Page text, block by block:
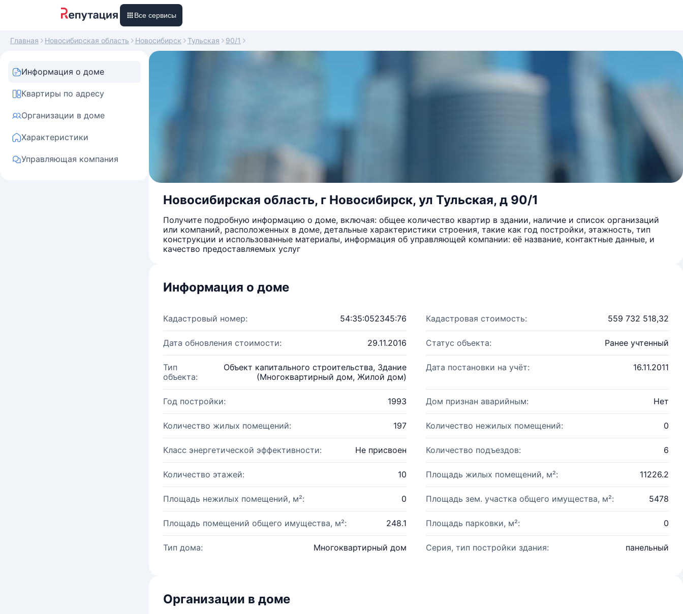
Все сервисы
Главная Новосибирская область Новосибирск Тульская 90/1
Информация о доме
Квартиры по адресу
Организации в доме
Характеристики
Управляющая компания
Новосибирская область, г Новосибирск, ул Тульская, д 90/1
Получите подробную информацию о доме, включая: общее количество квартир в здании, наличие и список организаций
или компаний, расположенных в доме, детальные характеристики строения, такие как год постройки, этажность, тип
конструкции и использованные материалы, информация об управляющей компании: её название, контактные данные, и
качество предоставляемых услуг
Информация о доме
Кадастровый номер: 54:35:052345:76 Кадастровая стоимость: 559 732 518,32
Дата обновления стоимости: 29.11.2016 Статус объекта: Ранее учтенный
Тип
объекта:
Объект капитального строительства, Здание
(Многоквартирный дом, Жилой дом)
Дата постановки на учёт: 16.11.2011
Год постройки: 1993 Дом признан аварийным: Нет
Количество жилых помещений: 197 Количество нежилых помещений: 0
Класс энергетической эффективности: Не присвоен Количество подъездов: 6
Количество этажей: 10 Площадь жилых помещений, м²: 11226.2
Площадь нежилых помещений, м²: 0 Площадь зем. участка общего имущества, м²: 5478
Площадь помещений общего имущества, м²: 248.1 Площадь парковки, м²: 0
Тип дома: Многоквартирный дом Серия, тип постройки здания: панельный
Организации в доме